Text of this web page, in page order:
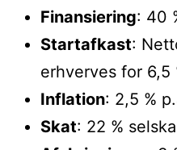
Finansiering: 40
Startafkast:
erhverves for
Inflation: 2,5 %
Skat: 22 %